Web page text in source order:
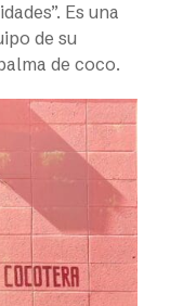
Es una
de su
de coco.